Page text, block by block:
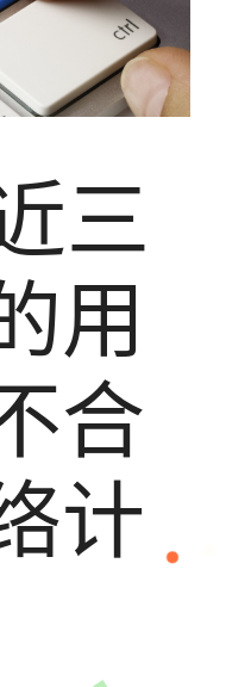
三
用
合
计